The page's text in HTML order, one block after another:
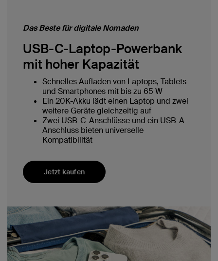
Das Beste für digitale Nomaden
USB-C-Laptop-Powerbank
mit hoher Kapazität
Schnelles Aufladen von Laptops, Tablets
und Smartphones mit bis zu 65 W
Ein 20K-Akku lädt einen Laptop und zwei
weitere Geräte gleichzeitig auf
Zwei USB-C-Anschlüsse und ein USB-A-
Anschluss bieten universelle
Kompatibilität
Jetzt kaufen